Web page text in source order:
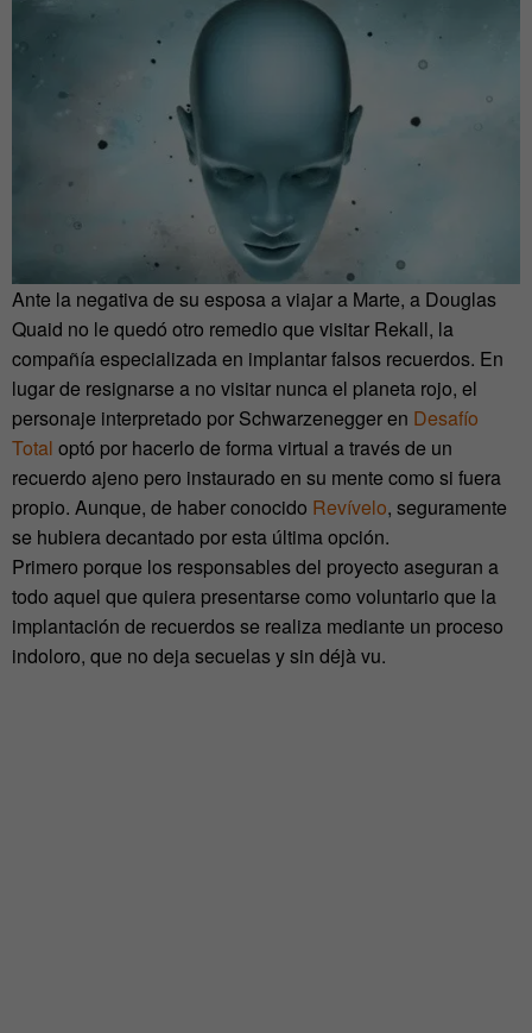
Ante la negativa de su esposa a viajar a Marte, a Douglas
Quaid no le quedó otro remedio que visitar Rekall, la
compañía especializada en implantar falsos recuerdos. En
lugar de resignarse a no visitar nunca el planeta rojo, el
personaje interpretado por Schwarzenegger en Desafío
Total optó por hacerlo de forma virtual a través de un
recuerdo ajeno pero instaurado en su mente como si fuera
propio. Aunque, de haber conocido Revívelo, seguramente
se hubiera decantado por esta última opción.
Primero porque los responsables del proyecto aseguran a
todo aquel que quiera presentarse como voluntario que la
implantación de recuerdos se realiza mediante un proceso
indoloro, que no deja secuelas y sin déjà vu.